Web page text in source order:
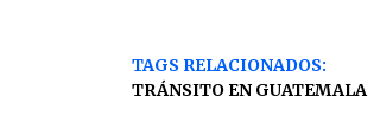
TAGS RELACIONADOS:
TRÁNSITO EN GUATEMALA